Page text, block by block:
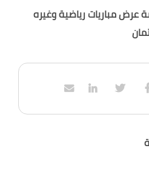
عرض مباريات رياضية وغيره